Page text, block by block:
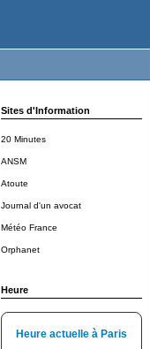
Sites d'Information
20 Minutes
ANSM
Atoute
Journal d'un avocat
Météo France
Orphanet
Heure
Heure actuelle à Paris